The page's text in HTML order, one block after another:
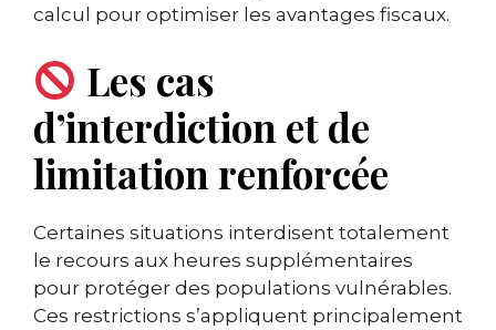
calcul pour optimiser les avantages fiscaux.
Les cas
d’interdiction et de
limitation renforcée
Certaines situations interdisent totalement
le recours aux heures supplémentaires
pour protéger des populations vulnérables.
Ces restrictions s’appliquent principalement